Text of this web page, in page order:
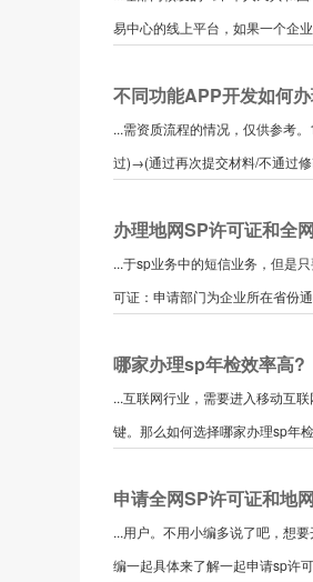
易中心的线上平台，如果一个企
不同功能APP开发如何
...需资质流程的情况，仅供参考
过)→(通过再次提交材料/不通过
办理地网SP许可证和全
...于sp业务中的短信业务，但是
可证：申请部门为企业所在省份
哪家办理sp年检效率高?
...互联网行业，需要进入移动互
键。那么如何选择哪家办理sp年
申请全网SP许可证和地
...用户。不用小编多说了吧，想
编一起具体来了解一起申请sp许